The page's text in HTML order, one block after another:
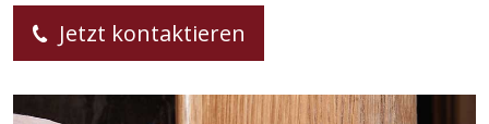
Jetzt kontaktieren